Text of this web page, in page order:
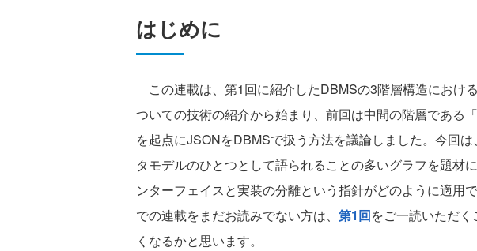
はじめに
この連載は、第1回に紹介したDBMSの3階層構造におけ
ついての技術の紹介から始まり、前回は中間の階層である
を起点にJSONをDBMSで扱う方法を議論しました。今回
タモデルのひとつとして語られることの多いグラフを題材
ンターフェイスと実装の分離という指針がどのように適用
での連載をまだお読みでない方は、 第1回をご一読いただ
くなるかと思います。